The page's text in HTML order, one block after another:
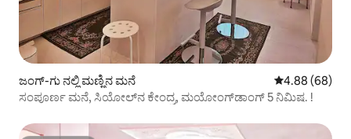
ಜಂಗ್-ಗು ನಲ್ಲಿ ಮಣ್ಣಿನ ಮನೆ 5 ರಲ್ಲಿ 4.88
4.88 (68)
ಸಂಪೂರ್ಣ ಮನೆ, ಸಿಯೋಲ್‌ನ ಕೇಂದ್ರ, ಮಯೋಂಗ್‌ಡಾಂಗ್ 5 ನಿಮಿಷ. !